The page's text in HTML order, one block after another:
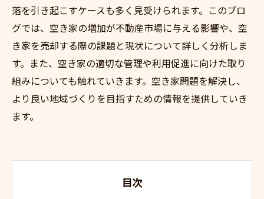
落を引き起こすケースも多く見受けられます。このブロ
グでは、空き家の増加が不動産市場に与える影響や、空
き家を売却する際の課題と現状について詳しく分析しま
す。また、空き家の適切な管理や利用促進に向けた取り
組みについても触れていきます。空き家問題を解決し、
より良い地域づくりを目指すための情報を提供していき
ます。
目次